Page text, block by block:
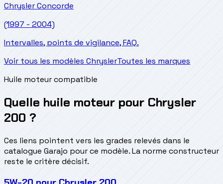
ChryslerConcorde
(1997 - 2004)
Intervalles, points de vigilance, FAQ.
Voir tous les modèles ChryslerToutes les marques
Huile moteur compatible
Quelle huile moteur pour Chrysler
200 ?
Ces liens pointent vers les grades relevés dans le
catalogue Garajo pour ce modèle. La norme constructeur
reste le critère décisif.